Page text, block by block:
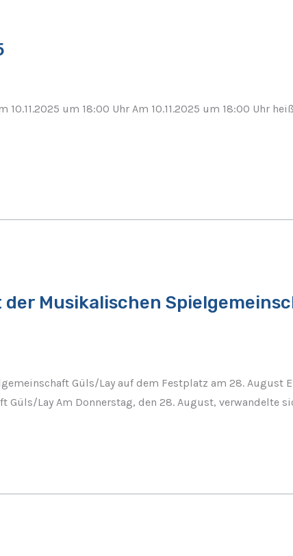
um 18:00 Uhr Am 10.11.2025 um 18:00 Uhr
Musikalischen
Güls/Lay auf dem Festplatz am 28. August
Lay Am Donnerstag, den 28. August, verwandelte